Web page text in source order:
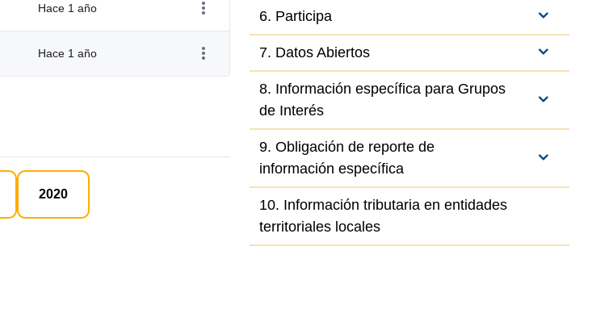
Hace 1 año
Hace 1 año
2020
6. Participa
7. Datos Abiertos
8. Información específica para Grupos
de Interés
9. Obligación de reporte de
información específica
10. Información tributaria en entidades
territoriales locales